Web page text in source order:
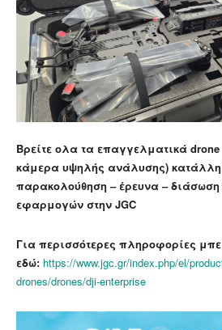
Βρείτε ολα τα επαγγελματικά drone
κάμερα υψηλής ανάλυσης)
παρακολούθηση – έρευνα –
εφαρμογών στην JGC
Για περισσότερες πληροφορίες
εδώ: https://www.jgc.gr/index.php/el/
drones/drones/dji-enterprise